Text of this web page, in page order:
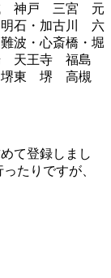
神戸 三宮 元
石・加古川 六
・心斎橋・堀
天王寺 福島
堺東 堺 高槻
て登録しまし
たりですが、